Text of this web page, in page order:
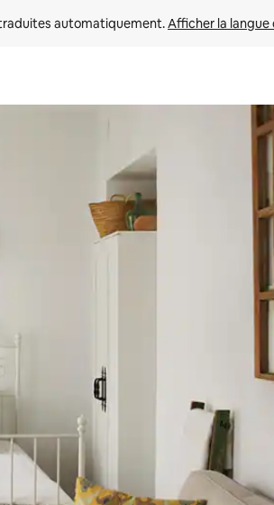
automatiquement. Afficher la langue
pour les parcourir ou en appuyant et en